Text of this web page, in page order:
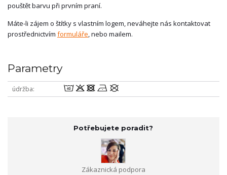
pouštět barvu při prvním praní.
Máte-li zájem o štítky s vlastním logem, neváhejte nás kontaktovat
prostřednictvím formuláře, nebo mailem.
Parametry
údržba 8odnU
Potřebujete poradit?
Zákaznická podpora